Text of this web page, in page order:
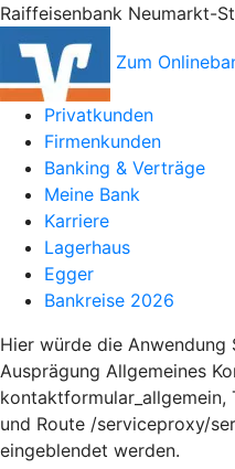
Raiffeisenbank Neumarkt-
Zum
Privatkunden
Firmenkunden
Banking & Verträge
Meine Bank
Karriere
Lagerhaus
Egger
Bankreise 2026
Hier würde die
Ausprägung Allgemeines
und Route /serviceproxy/
eingeblendet werden.